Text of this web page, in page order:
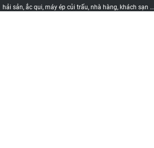
hải sản, ắc qui, máy ép củi trấu, nhà hàng, khách sạn …